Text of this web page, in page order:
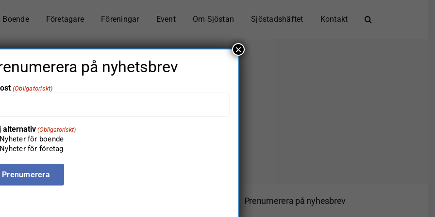
Boende Företagare Föreningar Event Om Sjöstan Sjöstadshäftet Kontakt
Hem Boende
Prenumerera på nyhesbrev
på nyhetsbrev
(Obligatoriskt)
alternativ (Obligatoriskt)
Nyheter för boende
Nyheter för företag
×